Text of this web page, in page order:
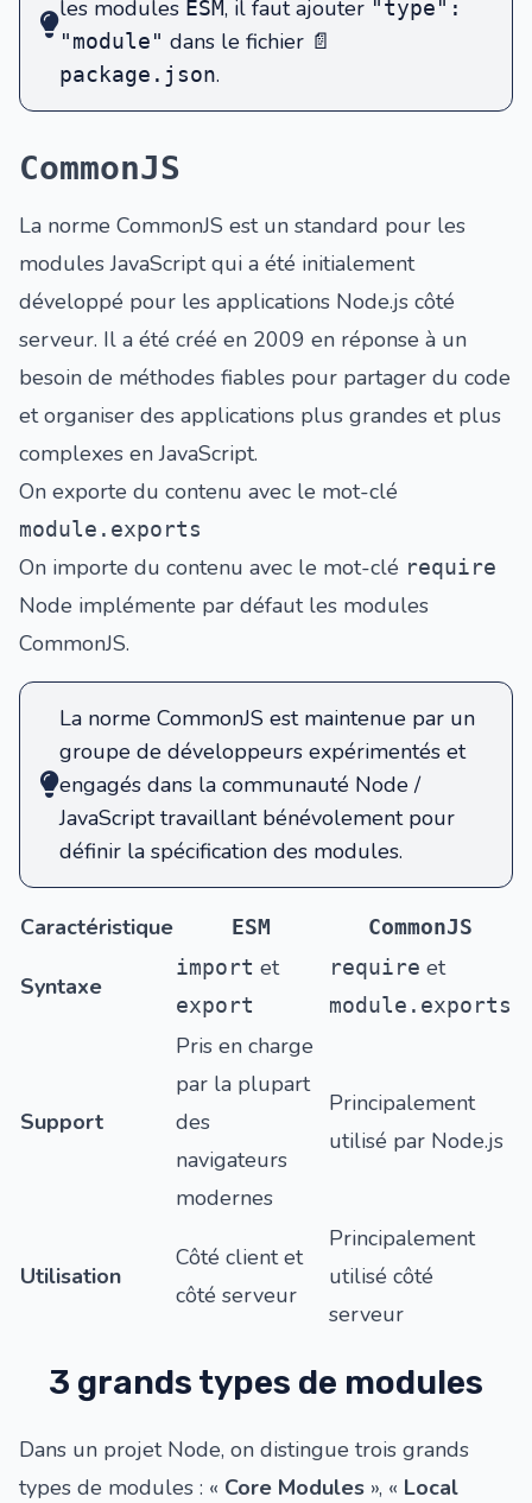
les modules ESM, il faut ajouter "type":
"module" dans le fichier 📄
package.json.
CommonJS
La norme CommonJS est un standard pour les
modules JavaScript qui a été initialement
développé pour les applications Node.js côté
serveur. Il a été créé en 2009 en réponse à un
besoin de méthodes fiables pour partager du code
et organiser des applications plus grandes et plus
complexes en JavaScript.
On exporte du contenu avec le mot-clé
module.exports
On importe du contenu avec le mot-clé require
Node implémente par défaut les modules
CommonJS.
La norme CommonJS est maintenue par un
groupe de développeurs expérimentés et
engagés dans la communauté Node /
JavaScript travaillant bénévolement pour
définir la spécification des modules.
Caractéristique ESM CommonJS
Syntaxe
import et
export
require et
module.exports
Support
Pris en charge
par la plupart
des
navigateurs
modernes
Principalement
utilisé par Node.js
Utilisation
Côté client et
côté serveur
Principalement
utilisé côté
serveur
3 grands types de modules
Dans un projet Node, on distingue trois grands
types de modules : « Core Modules », « Local